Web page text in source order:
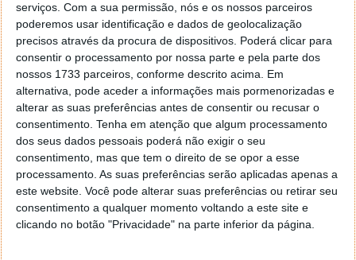
serviços. Com a sua permissão, nós e os nossos parceiros
poderemos usar identificação e dados de geolocalização
precisos através da procura de dispositivos. Poderá clicar para
consentir o processamento por nossa parte e pela parte dos
nossos 1733 parceiros, conforme descrito acima. Em
alternativa, pode aceder a informações mais pormenorizadas e
alterar as suas preferências antes de consentir ou recusar o
consentimento. Tenha em atenção que algum processamento
dos seus dados pessoais poderá não exigir o seu
consentimento, mas que tem o direito de se opor a esse
processamento. As suas preferências serão aplicadas apenas a
este website. Você pode alterar suas preferências ou retirar seu
consentimento a qualquer momento voltando a este site e
clicando no botão "Privacidade" na parte inferior da página.
Tanto a criação do link, como o convite por e-mail,
podem sugerir que a pessoa com quem o documento
vai ser partilhado possa editar ou apenas ver o
documento.